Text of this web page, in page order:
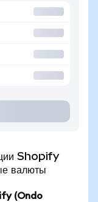
Shopify
валюты
(Ondo